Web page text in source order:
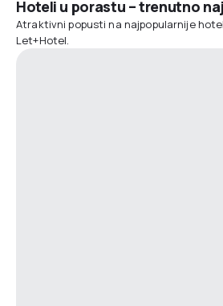
Hoteli u porastu – trenutno
Atraktivni popusti na najpopularnije
Let+Hotel.